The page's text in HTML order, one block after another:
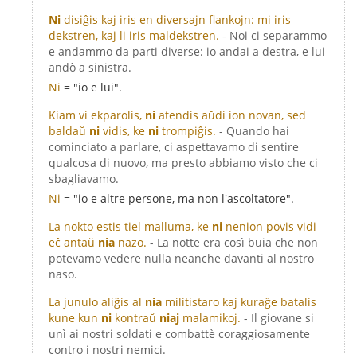
Ni disiĝis kaj iris en diversajn flankojn: mi iris
dekstren, kaj li iris maldekstren. - Noi ci separammo
e andammo da parti diverse: io andai a destra, e lui
andò a sinistra.
Ni = "io e lui".
Kiam vi ekparolis, ni atendis aŭdi ion novan, sed
baldaŭ ni vidis, ke ni trompiĝis. - Quando hai
cominciato a parlare, ci aspettavamo di sentire
qualcosa di nuovo, ma presto abbiamo visto che ci
sbagliavamo.
Ni = "io e altre persone, ma non l'ascoltatore".
La nokto estis tiel malluma, ke ni nenion povis vidi
eĉ antaŭ nia nazo. - La notte era così buia che non
potevamo vedere nulla neanche davanti al nostro
naso.
La junulo aliĝis al nia militistaro kaj kuraĝe batalis
kune kun ni kontraŭ niaj malamikoj. - Il giovane si
unì ai nostri soldati e combattè coraggiosamente
contro i nostri nemici.